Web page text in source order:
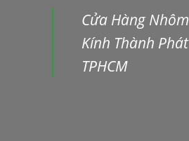
Cửa Hàng Nhôm
Kính Thành Phát
TPHCM